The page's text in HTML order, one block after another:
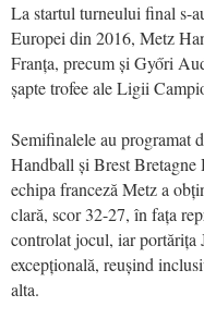
La startul turneului final s-
Europei din 2016, Metz
Franța, precum și Győri
șapte trofee ale Ligii
Semifinalele au programat
Handball și Brest
echipa franceză Metz a
clară, scor 32-27, în fața
controlat jocul, iar portărița
excepțională, reușind
alta.